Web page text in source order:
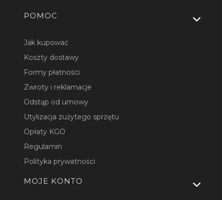
Linki w stopce
POMOC
Jak kupować
Koszty dostawy
Formy płatności
Zwroty i reklamacje
Odstąp od umowy
Utylizacja zużytego sprzętu
Opłaty KGO
Regulamin
Polityka prywatności
MOJE KONTO